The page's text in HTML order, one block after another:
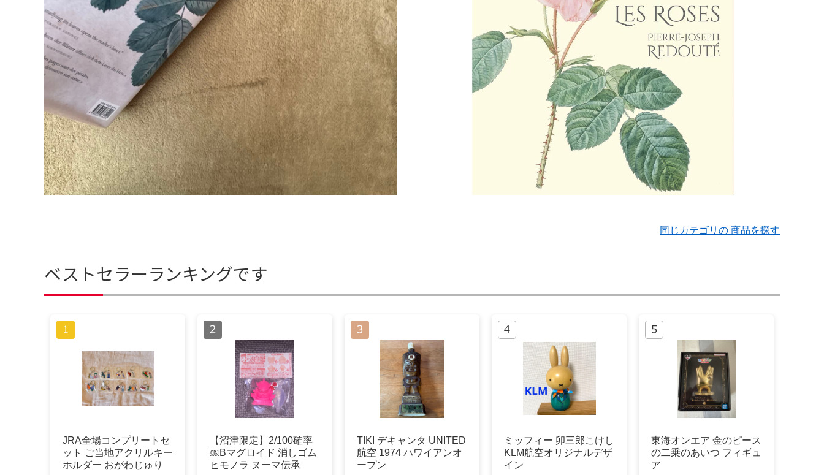
同じカテゴリの 商品を探す
ベストセラーランキングです
JRA全場コンプリートセ
ット ご当地アクリルキー
ホルダー おがわじゅり
【沼津限定】2/100確率
￼Bマグロイド 消しゴム
ヒモノラ ヌーマ伝承
TIKI デキャンタ UNITED
航空 1974 ハワイアンオ
ープン
ミッフィー 卯三郎こけし
KLM航空オリジナルデザ
イン
東海オンエア 金のピース
の二乗のあいつ フィギュ
ア